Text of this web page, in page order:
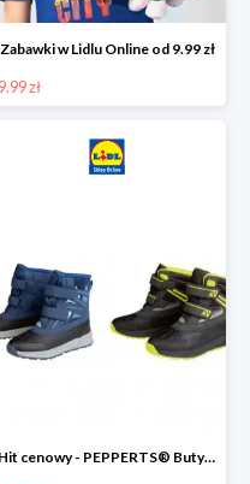
Zabawki w Lidlu Online od 9.99 zł
9.99 zł
Hit cenowy - PEPPERTS® Buty zimowe chłopięce